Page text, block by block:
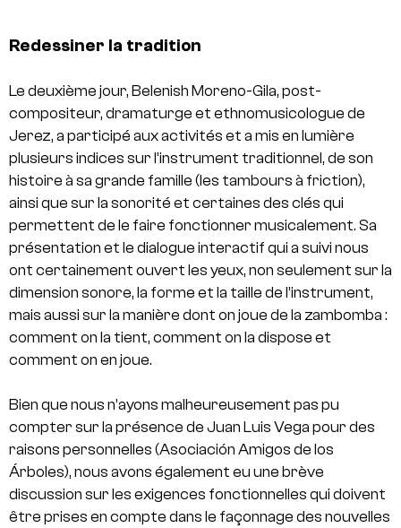
Redessiner la tradition
Le deuxième jour, Belenish Moreno-Gila, post-
compositeur, dramaturge et ethnomusicologue de
Jerez, a participé aux activités et a mis en lumière
plusieurs indices sur l’instrument traditionnel, de son
histoire à sa grande famille (les tambours à friction),
ainsi que sur la sonorité et certaines des clés qui
permettent de le faire fonctionner musicalement. Sa
présentation et le dialogue interactif qui a suivi nous
ont certainement ouvert les yeux, non seulement sur la
dimension sonore, la forme et la taille de l’instrument,
mais aussi sur la manière dont on joue de la zambomba :
comment on la tient, comment on la dispose et
comment on en joue.
Bien que nous n’ayons malheureusement pas pu
compter sur la présence de Juan Luis Vega pour des
raisons personnelles (Asociación Amigos de los
Árboles), nous avons également eu une brève
discussion sur les exigences fonctionnelles qui doivent
être prises en compte dans le façonnage des nouvelles